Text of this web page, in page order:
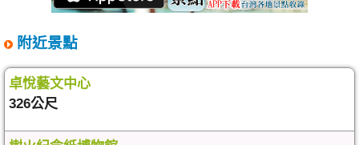
附近景點
卓悅藝文中心
326公尺